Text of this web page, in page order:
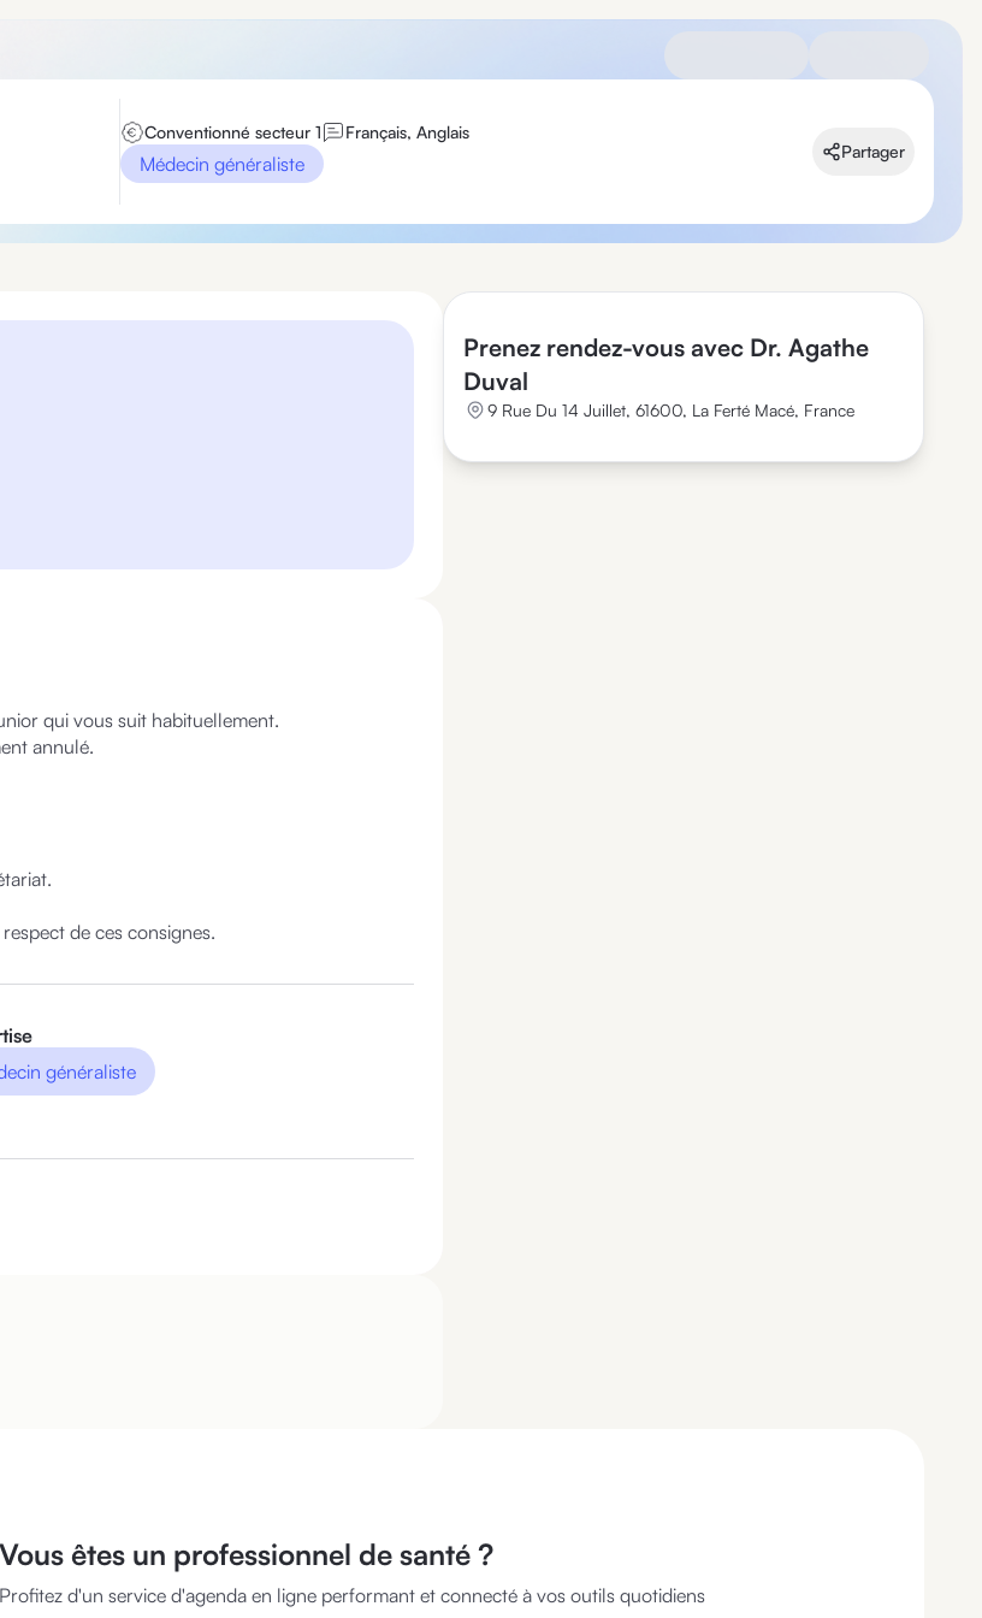
Conventionné secteur 1 Français, Anglais
Médecin généraliste
Partager
qui vous suit habituellement.
annulé.
de ces consignes.
généraliste
Prenez rendez-vous avec Dr. Agathe
Duval
9 Rue Du 14 Juillet, 61600, La Ferté Macé, France
Vous êtes un professionnel de santé ?
Profitez d'un service d'agenda en ligne performant et connecté à vos outils quotidiens